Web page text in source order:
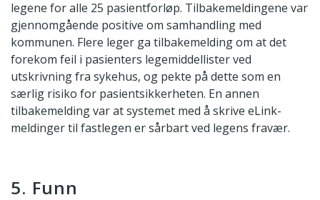
legene for alle 25 pasientforløp. Tilbakemeldingene var
gjennomgående positive om samhandling med
kommunen. Flere leger ga tilbakemelding om at det
forekom feil i pasienters legemiddellister ved
utskrivning fra sykehus, og pekte på dette som en
særlig risiko for pasientsikkerheten. En annen
tilbakemelding var at systemet med å skrive eLink-
meldinger til fastlegen er sårbart ved legens fravær.
5. Funn